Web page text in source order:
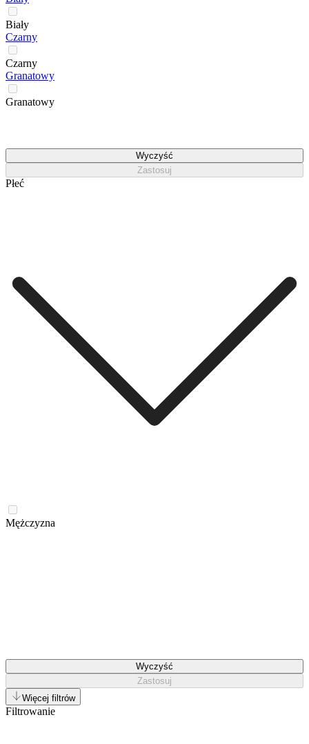
Biały
Czarny
Czarny
Granatowy
Granatowy
Wyczyść
Zastosuj
Płeć
Mężczyzna
Wyczyść
Zastosuj
Więcej filtrów
Filtrowanie